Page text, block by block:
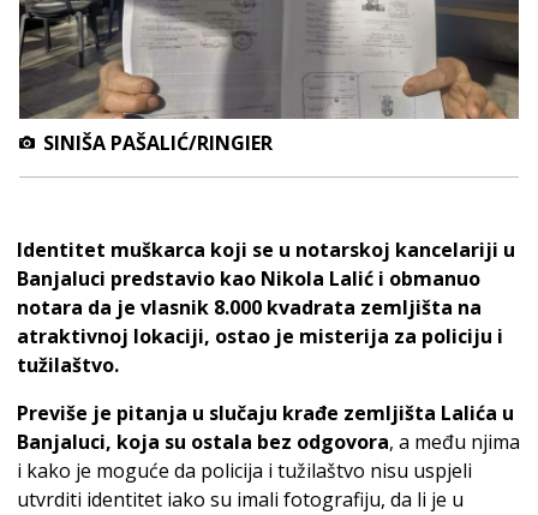
SINIŠA PAŠALIĆ/RINGIER
Identitet muškarca koji se u notarskoj kancelariji u
Banjaluci predstavio kao Nikola Lalić i obmanuo
notara da je vlasnik 8.000 kvadrata zemljišta na
atraktivnoj lokaciji, ostao je misterija za policiju i
tužilaštvo.
Previše je pitanja u slučaju krađe zemljišta Lalića u
Banjaluci, koja su ostala bez odgovora, a među njima
i kako je moguće da policija i tužilaštvo nisu uspjeli
utvrditi identitet iako su imali fotografiju, da li je u